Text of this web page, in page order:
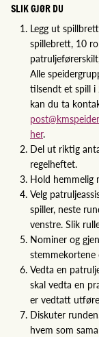
SLIK GJØR DU
Legg ut
spillebrett, 10
Alle
tilsendt et spill i
kan du ta
her.
Del ut riktig
regelheftet.
Hold hemmelig
Velg
spiller, neste
venstre. Slik
Nominer og
stemmekortene
Vedta en
skal vedta en
er vedtatt
Diskuter
hvem som